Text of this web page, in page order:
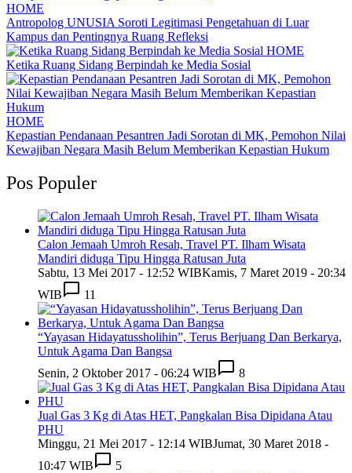
HOME
Antropolog UNUSIA Soroti Legitimasi Pengetahuan di Luar
Kampus dan Pentingnya Ruang Refleksi
HOME
Ketika Ruang Sidang Berpindah ke Media Sosial
HOME
Kepastian Pendanaan Pesantren Jadi Sorotan di MK, Pemohon Nilai
Kewajiban Negara Masih Belum Memberikan Kepastian Hukum
Pos Populer
Calon Jemaah Umroh Resah, Travel PT. Ilham Wisata
Mandiri diduga Tipu Hingga Ratusan Juta
Sabtu, 13 Mei 2017 - 12:52 WIBKamis, 7 Maret 2019 - 20:34
WIB
11
“Yayasan Hidayatussholihin”, Terus Berjuang Dan Berkarya,
Untuk Agama Dan Bangsa
Senin, 2 Oktober 2017 - 06:24 WIB
8
Jual Gas 3 Kg di Atas HET, Pangkalan Bisa Dipidana Atau
PHU
Minggu, 21 Mei 2017 - 12:14 WIBJumat, 30 Maret 2018 -
10:47 WIB
5